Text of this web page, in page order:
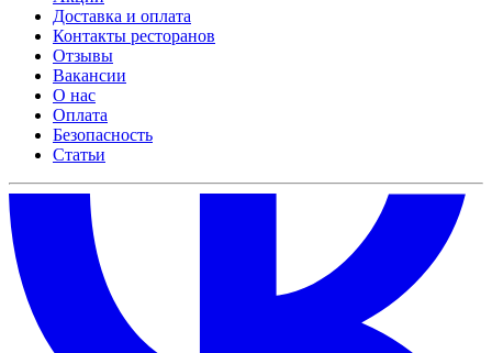
Доставка и оплата
Контакты ресторанов
Отзывы
Вакансии
О нас
Оплата
Безопасность
Статьи